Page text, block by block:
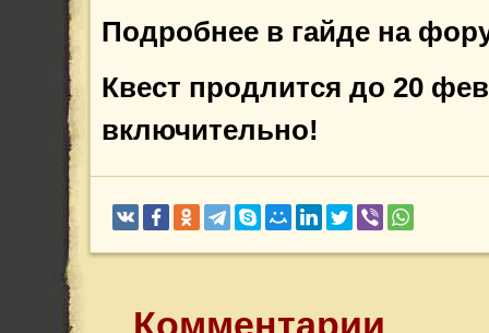
Подробнее в гайде на
Квест продлится до 20
включительно!
Комментарии